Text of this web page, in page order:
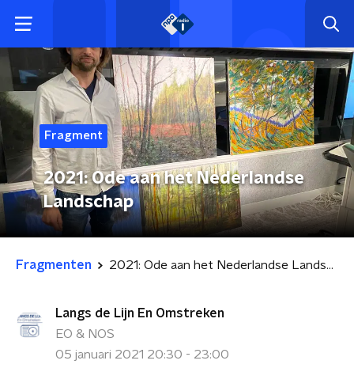
Fragment
2021: Ode aan het Nederlandse
Landschap
Fragmenten 2021: Ode aan het Nederlandse Landschap
Langs de Lijn En Omstreken
EO & NOS
05 januari 2021 20:30 - 23:00